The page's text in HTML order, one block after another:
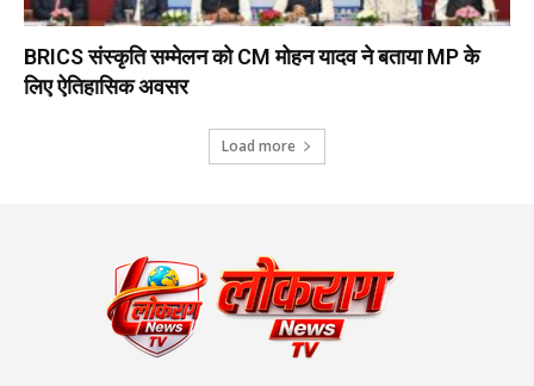
BRICS संस्कृति सम्मेलन को CM मोहन यादव ने बताया MP के
लिए ऐतिहासिक अवसर
Load more